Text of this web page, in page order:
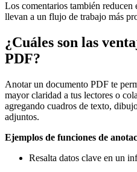
Los comentarios también reducen
llevan a un flujo de trabajo más
¿Cuáles son las
PDF?
Anotar un documento PDF te
mayor claridad a tus lectores o
agregando cuadros de texto,
adjuntos.
Ejemplos de funciones de
Resalta datos clave en un